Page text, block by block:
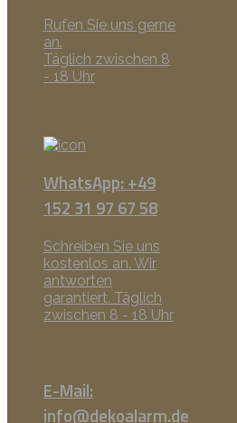
Rufen Sie uns gerne
an.
Täglich zwischen 8
- 18 Uhr
WhatsApp: +49
152 31 97 67 58
Schreiben Sie uns
kostenlos an. Wir
antworten
garantiert. Täglich
zwischen 8 - 18 Uhr
E-Mail:
info@dekoalarm.de